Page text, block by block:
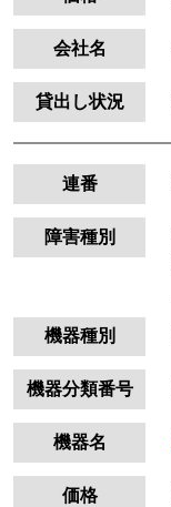
会社名
貸出し状況
連番
障害種別
機器種別
機器分類番号
機器名
価格